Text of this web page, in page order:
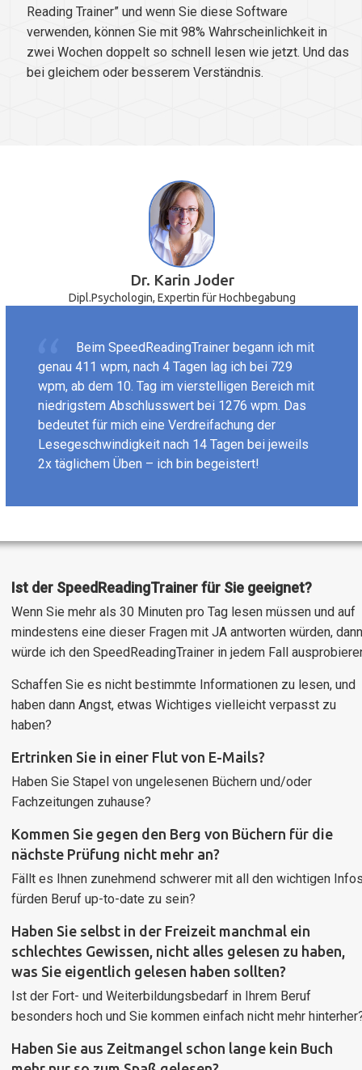
Reading Trainer” und wenn Sie diese Software
verwenden, können Sie mit 98% Wahrscheinlichkeit in
zwei Wochen doppelt so schnell lesen wie jetzt. Und das
bei gleichem oder besserem Verständnis.
Dr. Karin Joder
Dipl.Psychologin, Expertin für Hochbegabung
Beim SpeedReadingTrainer begann ich mit
genau 411 wpm, nach 4 Tagen lag ich bei 729
wpm, ab dem 10. Tag im vierstelligen Bereich mit
niedrigstem Abschlusswert bei 1276 wpm. Das
bedeutet für mich eine Verdreifachung der
Lesegeschwindigkeit nach 14 Tagen bei jeweils
2x täglichem Üben – ich bin begeistert!
Ist der SpeedReadingTrainer für Sie geeignet?
Wenn Sie mehr als 30 Minuten pro Tag lesen müssen und auf
mindestens eine dieser Fragen mit JA antworten würden, dann
würde ich den SpeedReadingTrainer in jedem Fall
Schaffen Sie es nicht bestimmte Informationen zu lesen, und
haben dann Angst, etwas Wichtiges vielleicht verpasst zu
haben?
Ertrinken Sie in einer Flut von E-Mails?
Haben Sie Stapel von ungelesenen Büchern und/oder
Fachzeitungen zuhause?
Kommen Sie gegen den Berg von Büchern für die
nächste Prüfung nicht mehr an?
Fällt es Ihnen zunehmend schwerer mit all den wichtigen
fürden Beruf up-to-date zu sein?
Haben Sie selbst in der Freizeit manchmal ein
schlechtes Gewissen, nicht alles gelesen zu haben,
was Sie eigentlich gelesen haben sollten?
Ist der Fort- und Weiterbildungsbedarf in Ihrem Beruf
besonders hoch und Sie kommen einfach nicht mehr
Haben Sie aus Zeitmangel schon lange kein Buch